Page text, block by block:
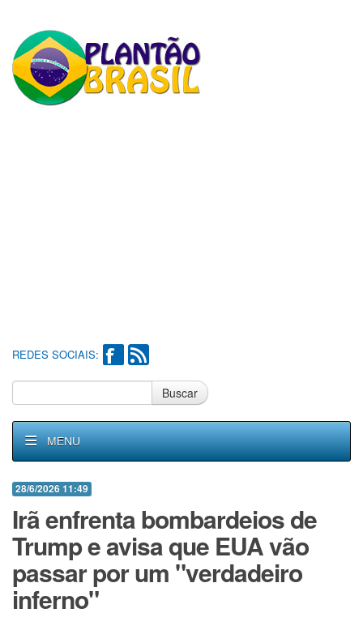
REDES SOCIAIS:
Buscar
MENU
28/6/2026 11:49
Irã enfrenta bombardeios de
Trump e avisa que EUA vão
passar por um "verdadeiro
inferno"